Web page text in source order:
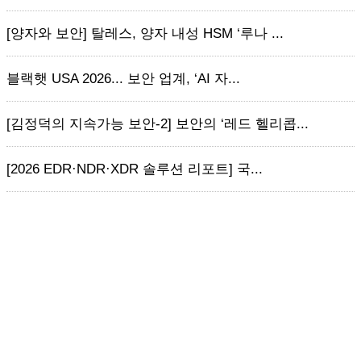
[양자와 보안] 탈레스, 양자 내성 HSM ‘루나 ...
블랙햇 USA 2026... 보안 업계, ‘AI 자...
[김정덕의 지속가능 보안-2] 보안의 ‘레드 헬리콥...
[2026 EDR·NDR·XDR 솔루션 리포트] 국...